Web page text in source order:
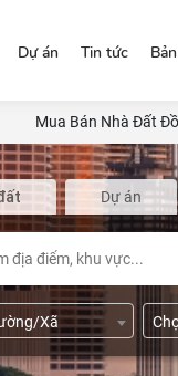
Dự án Tin tức
Mua Bán Nhà Đất
Dự án
Xã
m2